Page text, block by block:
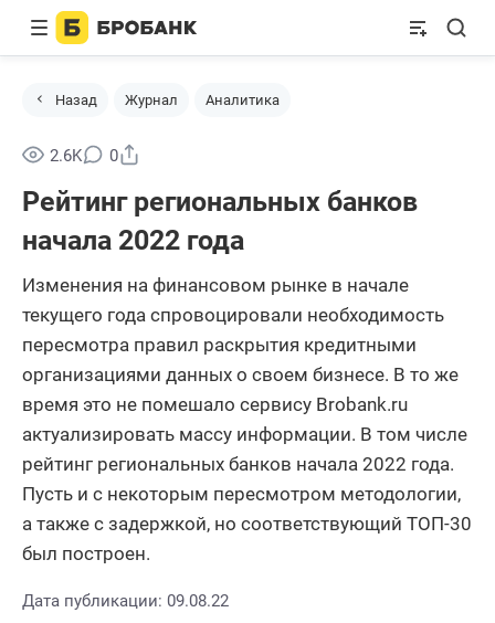
Назад Журнал Аналитика
2.6K 0
Рейтинг региональных банков
начала 2022 года
Изменения на финансовом рынке в начале
текущего года спровоцировали необходимость
пересмотра правил раскрытия кредитными
организациями данных о своем бизнесе. В то же
время это не помешало сервису Brobank.ru
актуализировать массу информации. В том числе
рейтинг региональных банков начала 2022 года.
Пусть и с некоторым пересмотром методологии,
а также с задержкой, но соответствующий ТОП-30
был построен.
Дата публикации: 09.08.22